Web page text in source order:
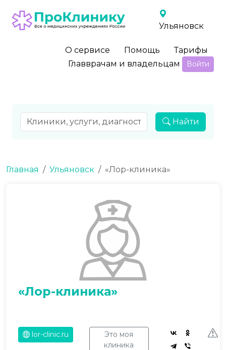
Ульяновск
О сервисе Помощь
Тарифы
Главврачам и владельцам
Войти
Найти
Главная Ульяновск «Лор-клиника»
«Лор-клиника»
lor-clinic.ru
Это моя
клиника